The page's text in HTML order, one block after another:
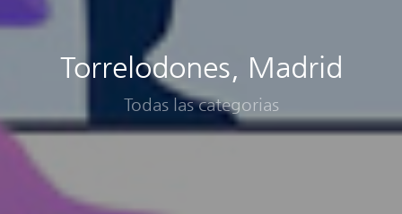
Torrelodones, Madrid
Todas las categorias